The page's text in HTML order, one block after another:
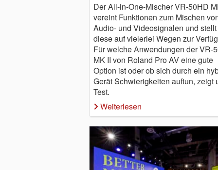
Der All-in-One-Mischer VR-50HD
vereint Funktionen zum Mischen
Audio- und Videosignalen und stellt
diese auf vielerlei Wegen zur
Für welche Anwendungen der VR-
MK II von Roland Pro AV eine gute
Option ist oder ob sich durch ein
Gerät Schwierigkeiten auftun, zeigt
Test.
Weiterlesen